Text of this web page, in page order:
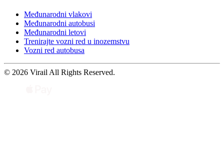
Međunarodni vlakovi
Međunarodni autobusi
Međunarodni letovi
Trenirajte vozni red u inozemstvu
Vozni red autobusa
© 2026 Virail All Rights Reserved.